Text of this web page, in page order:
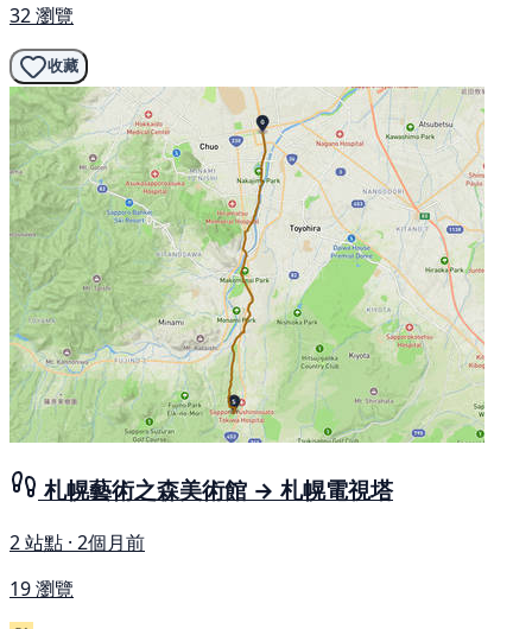
32 瀏覽
收藏
札幌藝術之森美術館 → 札幌電視塔
2 站點 · 2個月前
19 瀏覽